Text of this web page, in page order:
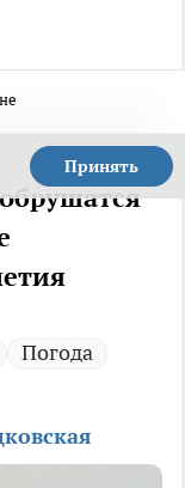
Принять
Погода